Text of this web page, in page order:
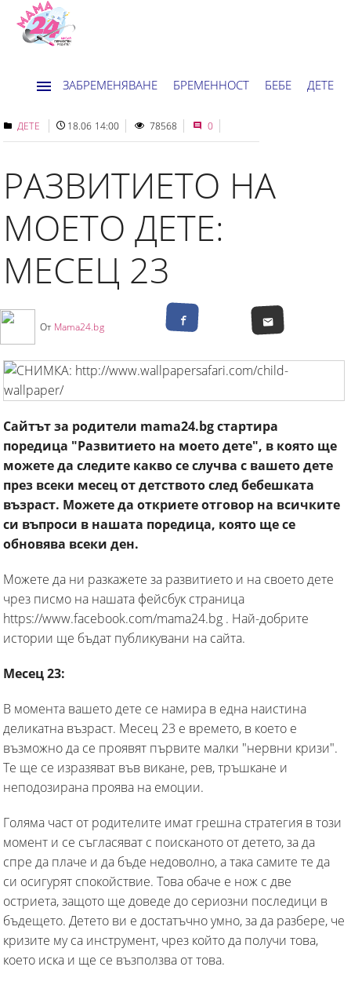
ЗАБРЕМЕНЯВАНЕ БРЕМЕННОСТ БЕБЕ ДЕТЕ
ДОМ НОВИНИ ХОРОСКОП
ДЕТЕ 18.06 14:00 78568 0
РАЗВИТИЕТО НА
МОЕТО ДЕТЕ:
МЕСЕЦ 23
От Mama24.bg
Сайтът за родители mama24.bg стартира
поредица "Развитието на моето дете", в която ще
можете да следите какво се случва с вашето дете
през всеки месец от детството след бебешката
възраст. Можете да откриете отговор на всичките
си въпроси в нашата поредица, която ще се
обновява всеки ден.
Можете да ни разкажете за развитието и на своето дете
чрез писмо на нашата фейсбук страница
https://www.facebook.com/mama24.bg . Най-добрите
истории ще бъдат публикувани на сайта.
Месец 23:
В момента вашето дете се намира в една наистина
деликатна възраст. Месец 23 е времето, в което е
възможно да се проявят първите малки "нервни кризи".
Те ще се изразяват във викане, рев, тръшкане и
неподозирана проява на емоции.
Голяма част от родителите имат грешна стратегия в този
момент и се съгласяват с поисканото от детето, за да
спре да плаче и да бъде недоволно, а така самите те да
си осигурят спокойствие. Това обаче е нож с две
остриета, защото ще доведе до сериозни последици в
бъдещето. Детето ви е достатъчно умно, за да разбере, че
кризите му са инструмент, чрез който да получи това,
което иска и ще се възползва от това.